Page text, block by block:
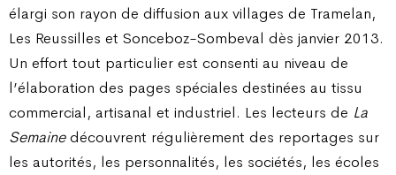
élargi son rayon de diffusion aux villages de Tramelan,
Les Reussilles et Sonceboz-Sombeval dès janvier 2013.
Un effort tout particulier est consenti au niveau de
l’élaboration des pages spéciales destinées au tissu
commercial, artisanal et industriel. Les lecteurs de La
Semainedécouvrent régulièrement des reportages sur
les autorités, les personnalités, les sociétés, les écoles